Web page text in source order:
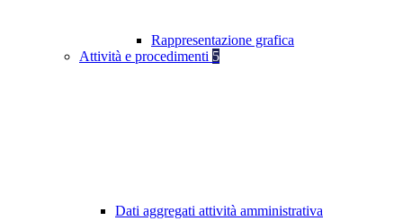
Rappresentazione grafica
Attività e procedimenti 5
Dati aggregati attività amministrativa